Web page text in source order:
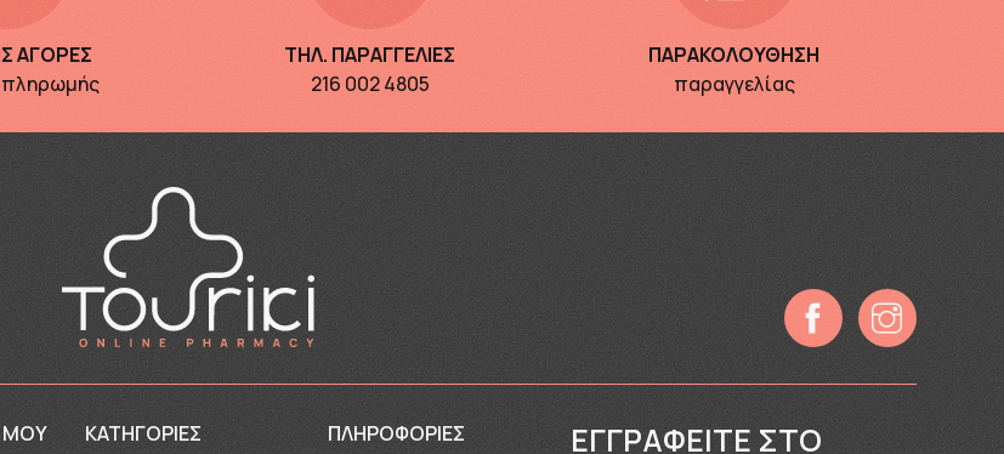
ΑΓΟΡΕΣ
πληρωμής
ΤΗΛ. ΠΑΡΑΓΓΕΛΙΕΣ
216 002 4805
ΠΑΡΑΚΟΛΟΥΘΗΣΗ
παραγγελίας
ΜΟΥ ΚΑΤΗΓΟΡΙΕΣ ΠΛΗΡΟΦΟΡΊΕΣ ΕΓΓΡΑΦΕΊΤΕ ΣΤΟ